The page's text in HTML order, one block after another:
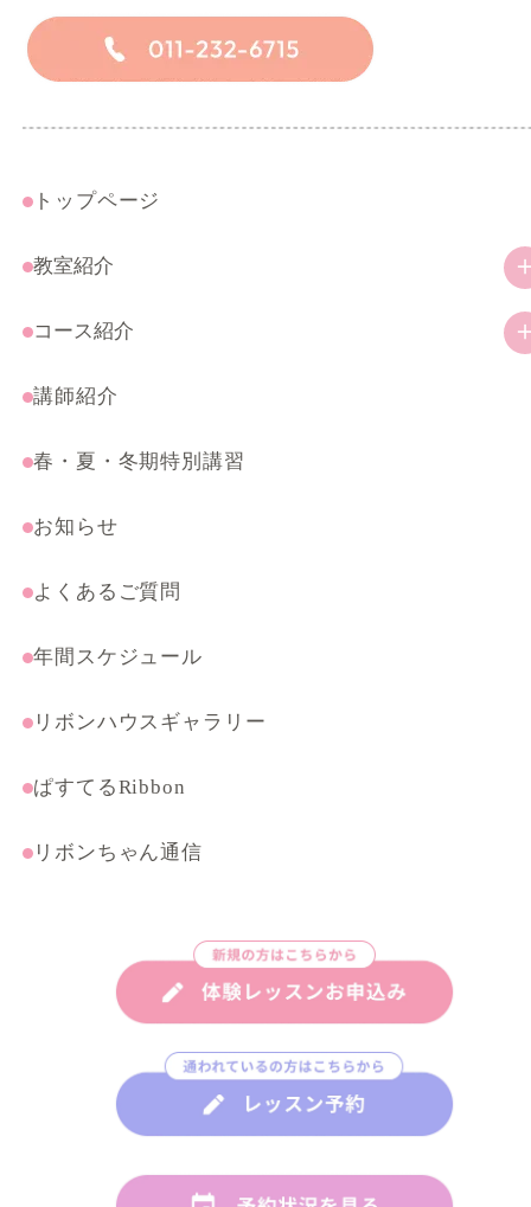
トップページ
教室紹介
教室の特徴
アクセス
コース紹介
幼児・小学生コース
受験・特別コース
まんがテクニック応用講座
講師紹介
春・夏・冬期特別講習
お知らせ
よくあるご質問
年間スケジュール
リボンハウスギャラリー
ぱすてるRibbon
リボンちゃん通信